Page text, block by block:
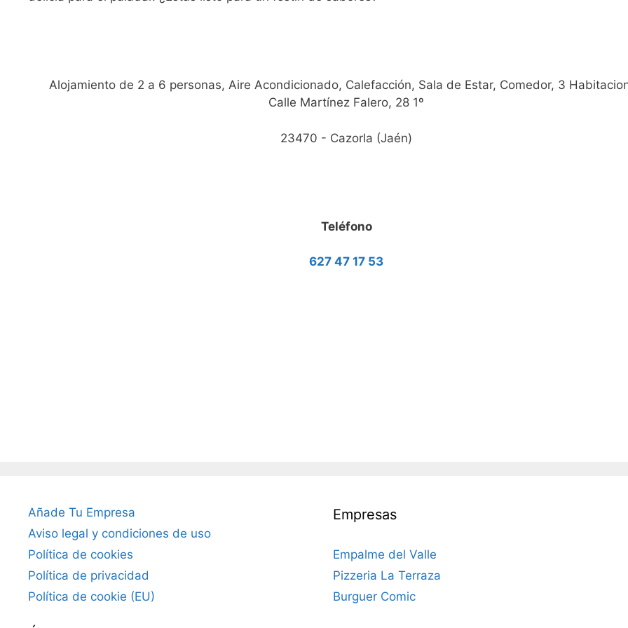
Alojamiento de 2 a 6 personas, Aire Acondicionado, Calefacción, Sala de Estar, Comedor, 3
Calle Martínez Falero, 28 1º
23470 - Cazorla (Jaén)
Teléfono
627 47 17 53
Añade Tu Empresa
Aviso legal y condiciones de uso
Política de cookies
Política de privacidad
Política de cookie (EU)
Empresas
Empalme del Valle
Pizzeria La Terraza
Burguer Comic